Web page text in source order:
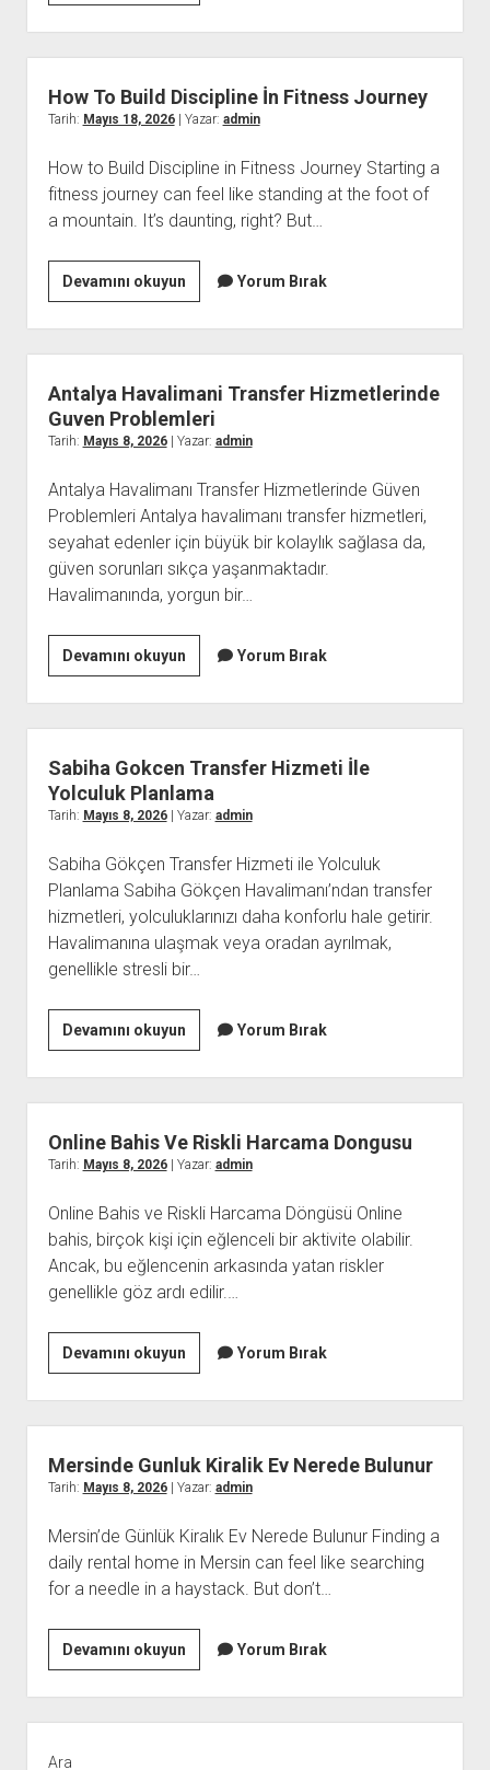
Kumas
Pantolon
Modasi
How To Build Discipline İn Fitness Journey
Tarih: Mayıs 18, 2026| Yazar: admin
How to Build Discipline in Fitness Journey Starting a
fitness journey can feel like standing at the foot of
a mountain. It’s daunting, right? But…
Devamını okuyunHow
To
Build
Discipline
Fitness
Journey
Yorum Bırak
Antalya Havalimani Transfer Hizmetlerinde
Guven Problemleri
Tarih: Mayıs 8, 2026| Yazar: admin
Antalya Havalimanı Transfer Hizmetlerinde Güven
Problemleri Antalya havalimanı transfer hizmetleri,
seyahat edenler için büyük bir kolaylık sağlasa da,
güven sorunları sıkça yaşanmaktadır.
Havalimanında, yorgun bir…
Devamını okuyunAntalya
Havalimani
Transfer
Hizmetlerinde
Guven
Problemleri
Yorum Bırak
Sabiha Gokcen Transfer Hizmeti İle
Yolculuk Planlama
Tarih: Mayıs 8, 2026| Yazar: admin
Sabiha Gökçen Transfer Hizmeti ile Yolculuk
Planlama Sabiha Gökçen Havalimanı’ndan transfer
hizmetleri, yolculuklarınızı daha konforlu hale getirir.
Havalimanına ulaşmak veya oradan ayrılmak,
genellikle stresli bir…
Devamını okuyunSabiha
Gokcen
Transfer
Hizmeti
İle
Yolculuk
Yorum Bırak
Online Bahis Ve Riskli Harcama Dongusu
Tarih: Mayıs 8, 2026| Yazar: admin
Online Bahis ve Riskli Harcama Döngüsü Online
bahis, birçok kişi için eğlenceli bir aktivite olabilir.
Ancak, bu eğlencenin arkasında yatan riskler
genellikle göz ardı edilir.…
Devamını okuyunOnline
Bahis
Ve
Riskli
Harcama
Dongusu
Yorum Bırak
Mersinde Gunluk Kiralik Ev Nerede Bulunur
Tarih: Mayıs 8, 2026| Yazar: admin
Mersin’de Günlük Kiralık Ev Nerede Bulunur Finding a
daily rental home in Mersin can feel like searching
for a needle in a haystack. But don’t…
Devamını okuyunMersinde
Gunluk
Kiralik
Ev
Yorum Bırak
Menü
Ara